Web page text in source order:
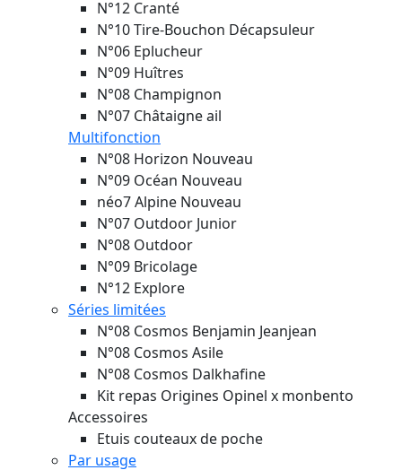
N°12 Cranté
N°10 Tire-Bouchon Décapsuleur
N°06 Eplucheur
N°09 Huîtres
N°08 Champignon
N°07 Châtaigne ail
Multifonction
N°08 Horizon Nouveau
N°09 Océan Nouveau
néo7 Alpine Nouveau
N°07 Outdoor Junior
N°08 Outdoor
N°09 Bricolage
N°12 Explore
Séries limitées
N°08 Cosmos Benjamin Jeanjean
N°08 Cosmos Asile
N°08 Cosmos Dalkhafine
Kit repas Origines Opinel x monbento
Accessoires
Etuis couteaux de poche
Par usage